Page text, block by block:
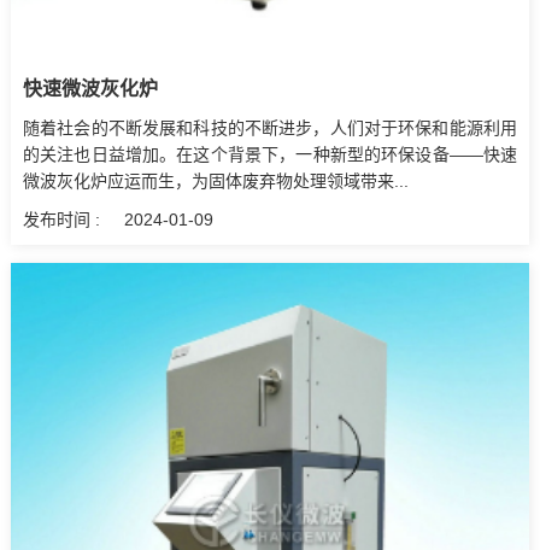
快速微波灰化炉
随着社会的不断发展和科技的不断进步，人们对于环保和能源利用
的关注也日益增加。在这个背景下，一种新型的环保设备——快速
微波灰化炉应运而生，为固体废弃物处理领域带来...
发布时间 :
2024-01-09